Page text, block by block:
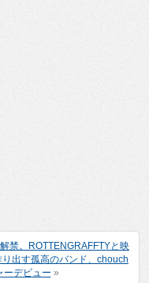
禁。ROTTENGRAFFTYと映
出す孤高のバンド、chouch
ーデビュー »